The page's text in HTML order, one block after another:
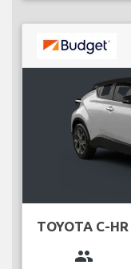
TOYOTA C-HR
group